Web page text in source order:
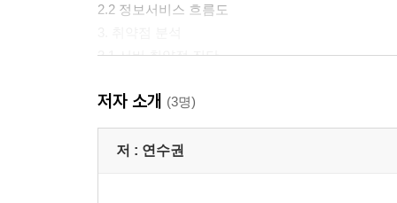
2.2 정보서비스 흐름도
3.1 서버 취약점 진단
3.3 네트워크 취약점 진단
3.4 데이터베이스 취약점 진단
3.5 정보보호솔루션 취약점 진단
저자 소개 (3명)
저 : 연수권